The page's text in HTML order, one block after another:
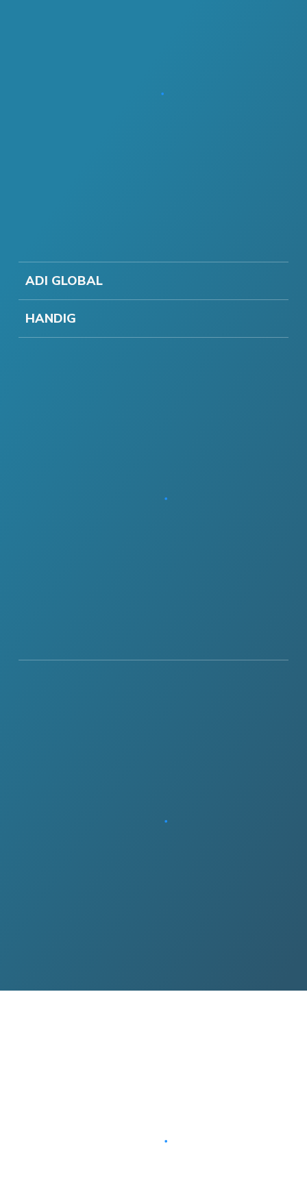
ADI GLOBAL
HANDIG